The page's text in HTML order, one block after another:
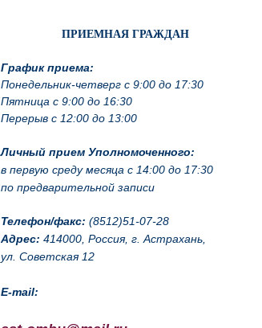
ПРИЕМНАЯ ГРАЖДАН
График приема:
Понедельник-четверг с 9:00 до 17:30
Пятница с 9:00 до 16:30
Перерыв с 12:00 до 13:00
Личный прием Уполномоченного:
в первую среду месяца с 14:00 до 17:30
по предварительной записи
Телефон/факс: (8512)51-07-28
Адрес: 414000, Россия, г. Астрахань,
ул. Советская 12
E-mail: